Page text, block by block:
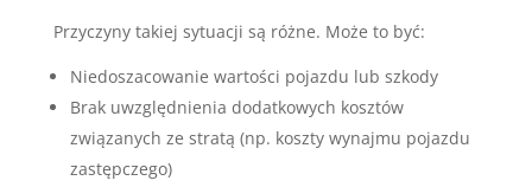
Przyczyny takiej sytuacji są różne. Może to być:
Niedoszacowanie wartości pojazdu lub szkody
Brak uwzględnienia dodatkowych kosztów
związanych ze stratą (np. koszty wynajmu pojazdu
zastępczego)